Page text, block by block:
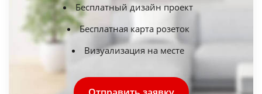
Бесплатный дизайн проект
Бесплатная карта розеток
Визуализация на месте